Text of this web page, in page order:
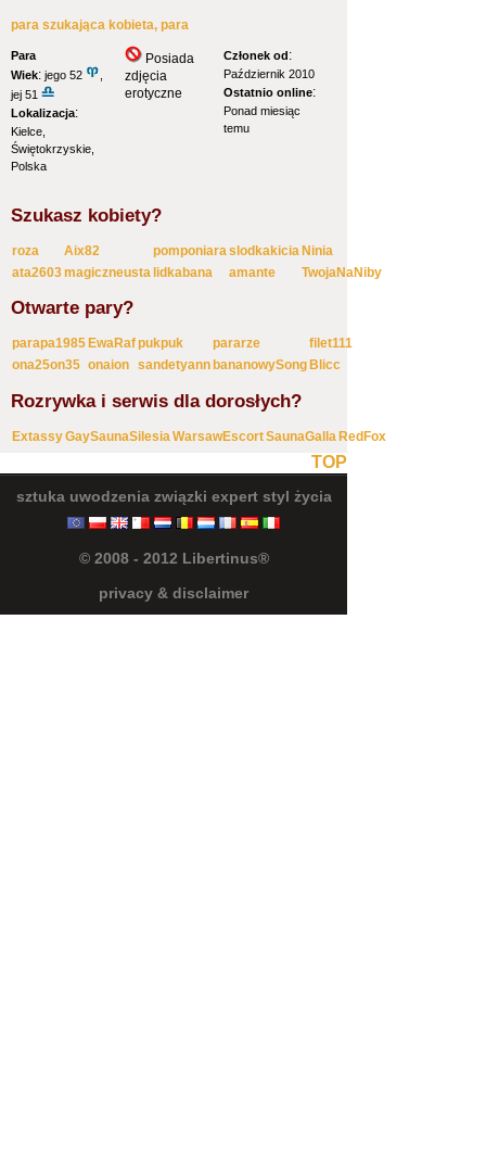
para szukająca kobieta, para
Para
Wiek: jego 52
jej 51
Lokalizacja:
Kielce,
Świętokrzyskie,
Polska
Posiada
zdjęcia
erotyczne
Członek od:
Październik 2010
Ostatnio online:
Ponad miesiąc
temu
Szukasz kobiety?
roza Aix82 pomponiaraslodkakicia Ninia
ata2603magiczneusta lidkabana amante TwojaNaNiby
Otwarte pary?
parapa1985 EwaRafpukpuk pararze
filet111
ona25on35 onaion sandetyann bananowySong Blicc
Rozrywka i serwis dla dorosłych?
ExtassyGaySaunaSilesia WarsawEscortSaunaGalla RedFox
TOP
sztuka uwodzenia związki expert styl życia
© 2008 - 2012 Libertinus®
privacy & disclaimer